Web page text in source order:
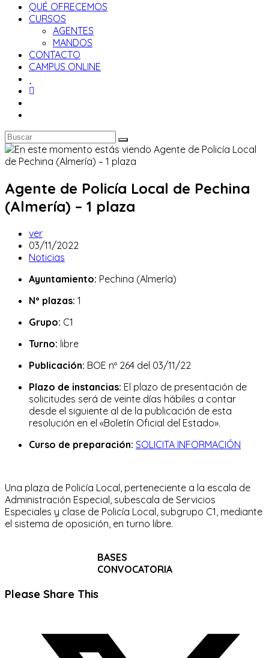
QUÉ OFRECEMOS
CURSOS
AGENTES
MANDOS
CONTACTO
CAMPUS ONLINE
Agente de Policía Local de Pechina
(Almería) – 1 plaza
Autor
de
la
ver
Publicación
de
entrada:
03/11/2022
Categoría
la
Noticias
Ayuntamiento: Pechina (Almería)
Nº plazas: 1
Grupo: C1
Turno: libre
Publicación: BOE nº 264 del 03/11/22
Plazo de instancias: El plazo de presentación de
solicitudes será de veinte días hábiles a contar
desde el siguiente al de la publicación de esta
resolución en el «Boletín Oficial del Estado».
Curso de preparación: SOLICITA INFORMACIÓN
Una plaza de Policía Local, perteneciente a la escala de
Administración Especial, subescala de Servicios
Especiales y clase de Policía Local, subgrupo C1, mediante
el sistema de oposición, en turno libre.
BASES
CONVOCATORIA
Please Share ThisCompartir